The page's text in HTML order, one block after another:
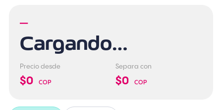
—
Cargando…
Precio desde
$0 COP
Separa con
$0 COP